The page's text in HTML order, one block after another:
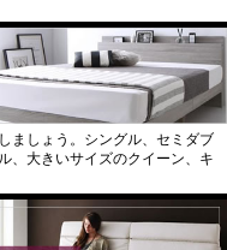
ましょう。シングル、セミダブ
、大きいサイズのクイーン、キ